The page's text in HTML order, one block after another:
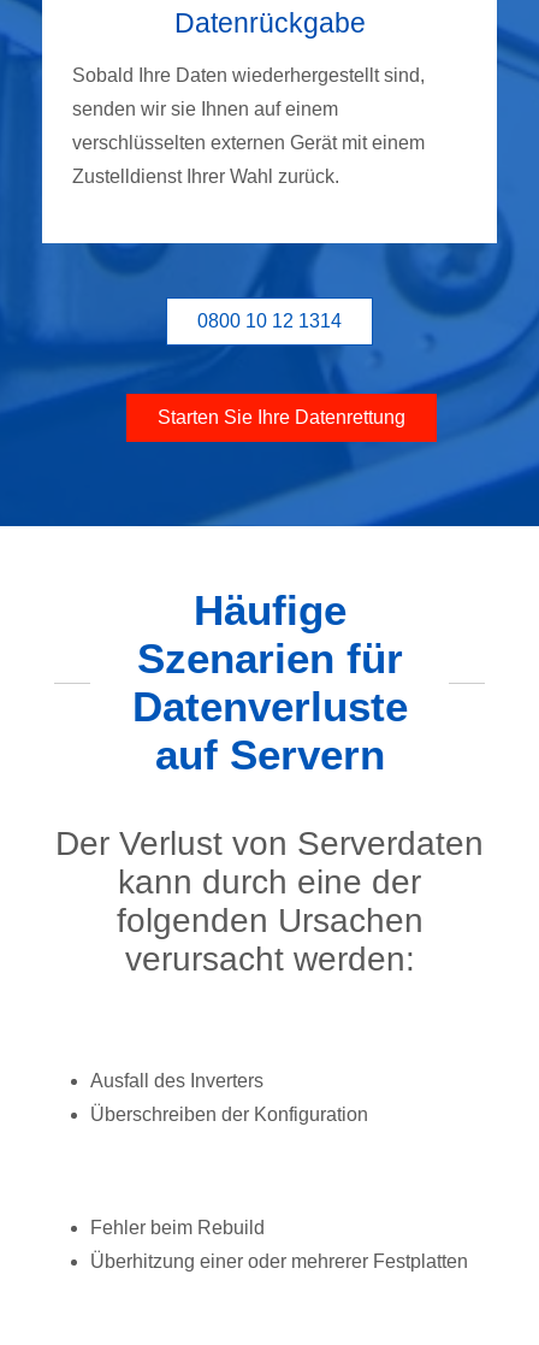
Datenrückgabe
Sobald Ihre Daten wiederhergestellt sind,
senden wir sie Ihnen auf einem
verschlüsselten externen Gerät mit einem
Zustelldienst Ihrer Wahl zurück.
0800 10 12 1314
Starten Sie Ihre Datenrettung
Häufige
Szenarien für
Datenverluste
auf Servern
Der Verlust von Serverdaten
kann durch eine der
folgenden Ursachen
verursacht werden:
Ausfall des Inverters
Überschreiben der Konfiguration
Fehler beim Rebuild
Überhitzung einer oder mehrerer Festplatten